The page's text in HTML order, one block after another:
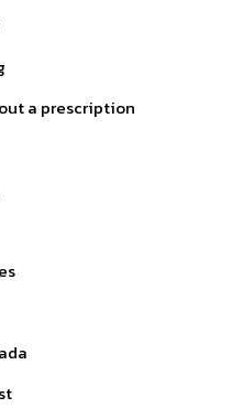
a prescription